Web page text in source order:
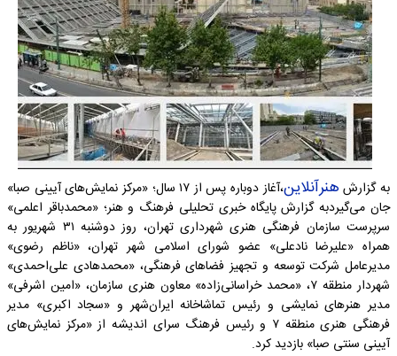
به گزارش هنرآنلاین
،آغاز دوباره پس از ۱۷ سال؛ «مرکز نمایش‌های آیینی صبا»
جان می‌گیردبه گزارش پایگاه خبری تحلیلی فرهنگ و هنر؛ «محمدباقر اعلمی»
سرپرست سازمان فرهنگی هنری شهرداری تهران، روز دوشنبه ۳۱ شهریور به
همراه «علیرضا نادعلی» عضو شورای اسلامی شهر تهران، «ناظم رضوی»
مدیرعامل شرکت توسعه و تجهیز فضا‌های فرهنگی، «محمدهادی علی‌احمدی»
شهردار منطقه ۷، «محمد خراسانی‌زاده» معاون هنری سازمان، «امین اشرفی»
مدیر هنر‌های نمایشی و رئیس تماشاخانه ایران‌شهر و «سجاد اکبری» مدیر
فرهنگی هنری منطقه ۷ و رئیس فرهنگ سرای اندیشه از «مرکز نمایش‌های
آیینی سنتی صبا» بازدید کرد.